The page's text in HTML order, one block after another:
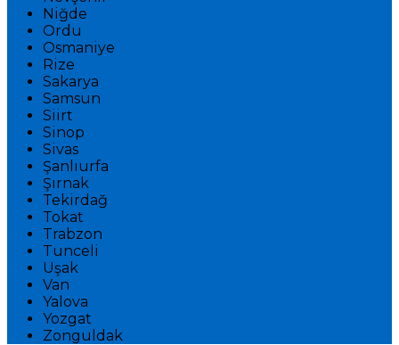
Niğde
Ordu
Osmaniye
Rize
Sakarya
Samsun
Siirt
Sinop
Sivas
Şanlıurfa
Şırnak
Tekirdağ
Tokat
Trabzon
Tunceli
Uşak
Van
Yalova
Yozgat
Zonguldak